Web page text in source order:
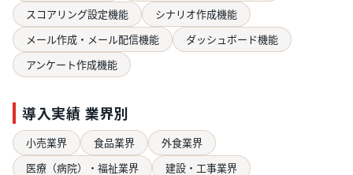
スコアリング設定機能
シナリオ作成機能
メール作成・メール配信機能
ダッシュボード機能
アンケート作成機能
導入実績 業界別
小売業界 食品業界
外食業界
医療（病院）・福祉業界
建設・工事業界